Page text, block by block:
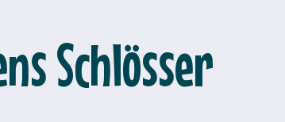
Schlösser